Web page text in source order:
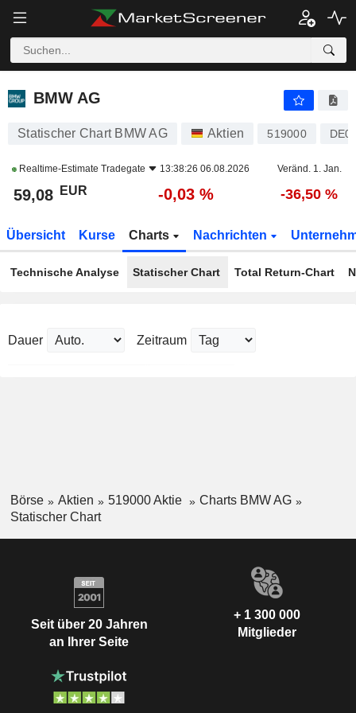
BMW AG
BMW AG
Statischer Chart BMW AG Aktien 519000
Realtime-Estimate Tradegate 13:38:26 06.08.2026 Veränd. 1. Jan.
59,08 EUR -0,03 % -36,50 %
Übersicht Kurse Charts Nachrichten
Technische Analyse Statischer Chart Total Return-Chart
Dauer Zeitraum
Börse Aktien 519000 Aktie
Charts BMW AG
Statischer Chart
Seit über 20 Jahren
an Ihrer Seite
+ 1 300 000
Mitglieder